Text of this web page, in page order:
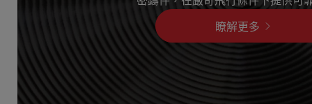
瞭解更多